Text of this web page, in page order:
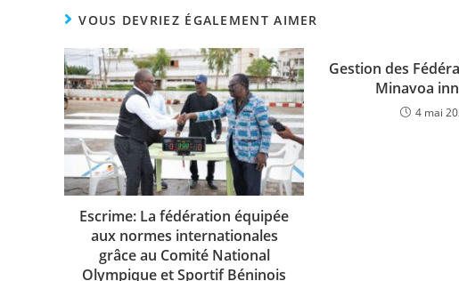
e
b
o
o
k
er s
A
p
p
y
Li
n
k
g
er
VOUS DEVRIEZ ÉGALEMENT AIMER
Escrime: La fédération équipée
aux normes internationales
grâce au Comité National
Olympique et Sportif Béninois
Gestion des
Minavoa
4 mai